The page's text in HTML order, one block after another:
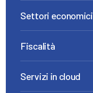
Settori economici
Fiscalità
Servizi in cloud